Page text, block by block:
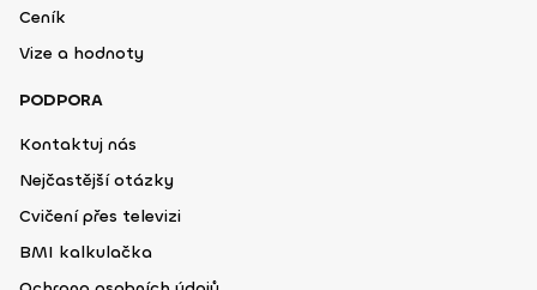
Ceník
Vize a hodnoty
PODPORA
Kontaktuj nás
Nejčastější otázky
Cvičení přes televizi
BMI kalkulačka